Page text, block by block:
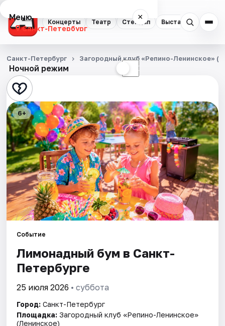
Концерты Театр Стендап Выставки
Меню ×
Санкт-Петербург
Концерты
Театр
Стендап
Выставки
Квесты
Экскурсии
Спорт
События
Города
Площадки
Рейтинги
Ночной режим ☾
Санкт-Петербург Загородный клуб «Репино-Ленинское»
6+
Событие
Лимонадный бум в Санкт-
Петербурге
25 июля 2026 • суббота
Город: Санкт-Петербург
Площадка: Загородный клуб «Репино-Ленинское»
(Ленинское)